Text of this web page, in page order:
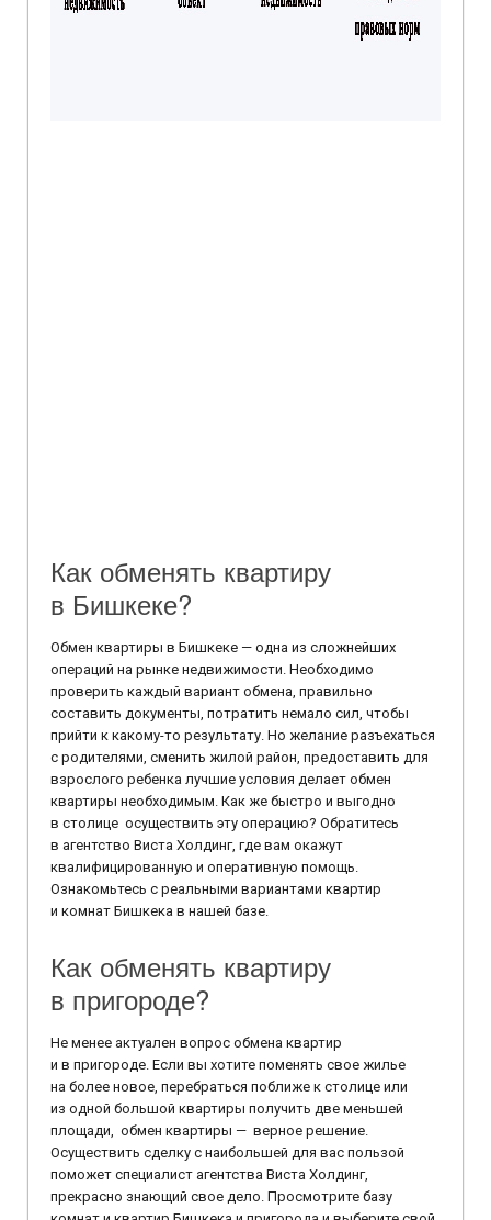
Как обменять квартиру
в Бишкеке?
Обмен квартиры в Бишкеке — одна из сложнейших
операций на рынке недвижимости. Необходимо
проверить каждый вариант обмена, правильно
составить документы, потратить немало сил, чтобы
прийти к какому-то результату. Но желание разъехаться
с родителями, сменить жилой район, предоставить для
взрослого ребенка лучшие условия делает обмен
квартиры необходимым. Как же быстро и выгодно
в столице осуществить эту операцию? Обратитесь
в агентство Виста Холдинг, где вам окажут
квалифицированную и оперативную помощь.
Ознакомьтесь с реальными вариантами квартир
и комнат Бишкека в нашей базе.
Как обменять квартиру
в пригороде?
Не менее актуален вопрос обмена квартир
и в пригороде. Если вы хотите поменять свое жилье
на более новое, перебраться поближе к столице или
из одной большой квартиры получить две меньшей
площади, обмен квартиры — верное решение.
Осуществить сделку с наибольшей для вас пользой
поможет специалист агентства Виста Холдинг,
прекрасно знающий свое дело. Просмотрите базу